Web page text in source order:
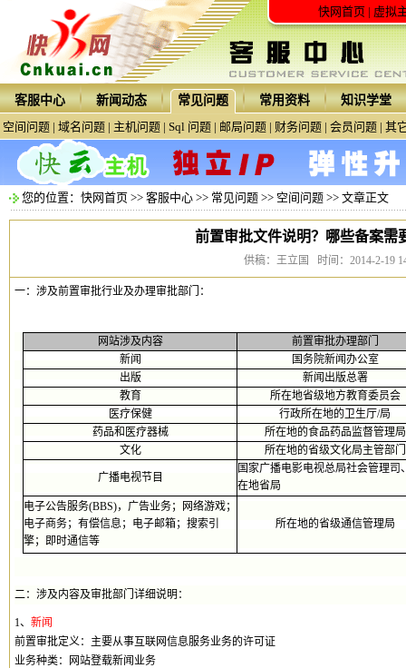
快网首页| 虚拟
客服中心 新闻动态 常见问题 常用资料
知识学堂
空间问题 | 域名问题 | 主机问题 | Sql 问题 | 邮局问题 | 财务问题 | 会员问题 | 其
您的位置： 快网首页 >> 客服中心 >> 常见问题 >> 空间问题 >> 文章正文
前置审批文件说明？哪些备案需
供稿：王立国 时间：2014-2-19
一：涉及前置审批行业及办理审批部门：
网站涉及内容
前置审批办理部门
新闻
国务院新闻办公室
出版
新闻出版总署
教育
所在地省级地方教育委员会
医疗保健
行政所在地的卫生厅/局
药品和医疗器械
所在地的食品药品监督管理局
文化
所在地的省级文化局主管部门
广播电视节目
国家广播电影电视总局社会管理司
在地省局
电子公告服务(BBS)，广告业务；网络游戏；
电子商务；有偿信息；电子邮箱；搜索引
擎；即时通信等
所在地的省级通信管理局
二：涉及内容及审批部门详细说明：
1、 新闻
前置审批定义：主要从事互联网信息服务业务的许可证
业务种类：网站登载新闻业务